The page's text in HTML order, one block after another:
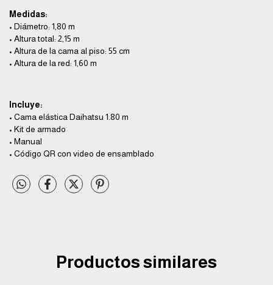
Medidas:
• Diámetro: 1,80 m
• Altura total: 2,15 m
• Altura de la cama al piso: 55 cm
• Altura de la red: 1,60 m
Incluye:
• Cama elástica Daihatsu 1.80 m
• Kit de armado
• Manual
• Código QR con video de ensamblado
Productos similares